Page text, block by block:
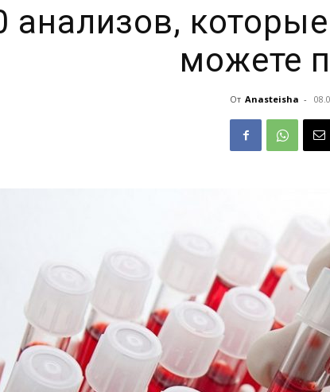
анализов,
можете
От Anasteisha -